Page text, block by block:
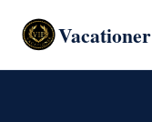
Vacationer